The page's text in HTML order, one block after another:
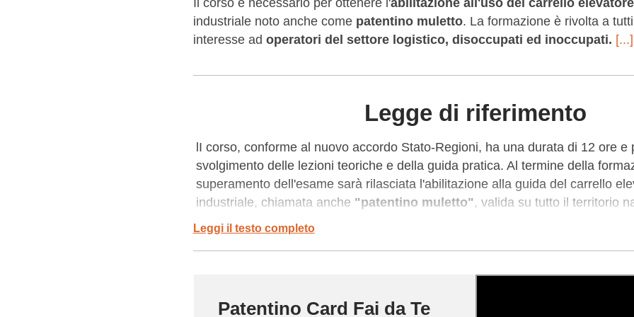
industriale noto anche come patentino muletto. La formazione è rivolta a
interesse ad operatori del settore logistico, disoccupati ed inoccupati. [...]
Legge di riferimento
lI corso, conforme al nuovo accordo Stato-Regioni, ha una durata di 12 ore e
svolgimento delle lezioni teoriche e della guida pratica. Al termine della
superamento dell'esame sarà rilasciata l'abilitazione alla guida del carrello
industriale, chiamata anche "patentino muletto", valida su tutto il territorio
di 5 anni. Il corso è rivolto sia a disoccupati in cerca di lavoro sia a coloro che
settore logistico e devono certificare le proprie competenze nella guida del
AZIENDA SICURA è il marchio commerciale di SINALF (Sindacato
Operatori Macchine Industriali) eroga corsi di abilitazione sulle attrezzature
Leggi il testo completo
Patentino Card Fai da Te